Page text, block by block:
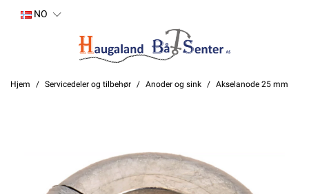
NO
Hjem Servicedeler og tilbehør Anoder og sink Akselanode 25 mm